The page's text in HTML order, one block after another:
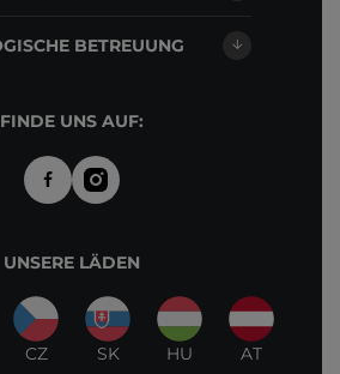
BETREUUNG
FINDE UNS AUF:
UNSERE LÄDEN
CZ SK HU AT